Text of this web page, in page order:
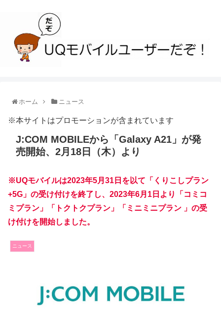
ホーム ニュース
※本サイトはプロモーションが含まれています
J:COM MOBILEから「Galaxy A21」が発
売開始、2月18日（木）より
※UQモバイルは2023年5月31日を以て「くりこしプラン
+5G」の受け付けを終了し、2023年6月1日より「コミコ
ミプラン」「トクトクプラン」「ミニミニプラン 」の受
け付けを開始しました。
ニュース